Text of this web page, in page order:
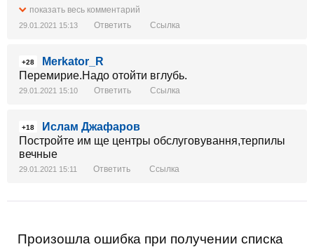
показать весь комментарий
29.01.2021 15:13 Ответить Ссылка
+28
Merkator_R
Перемирие.Надо отойти вглубь.
29.01.2021 15:10 Ответить Ссылка
+18
Ислам Джафаров
Постройте им ще центры обслуговування,терпилы
вечные
29.01.2021 15:11 Ответить Ссылка
Произошла ошибка при получении списка